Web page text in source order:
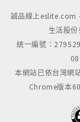
誠品線上eslite.com
生活股
統一編號：
本網站已依台灣網
Chrome版本